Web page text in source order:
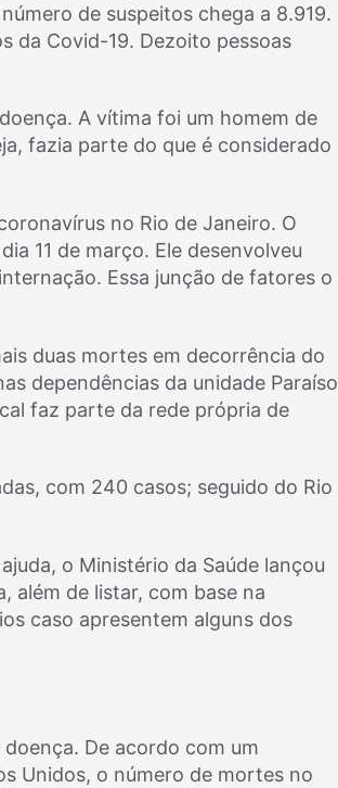
de suspeitos chega a 8.919.
da Covid-19. Dezoito pessoas
A vítima foi um homem de
fazia parte do que é considerado
no Rio de Janeiro. O
11 de março. Ele desenvolveu
Essa junção de fatores o
duas mortes em decorrência do
dependências da unidade Paraíso
faz parte da rede própria de
com 240 casos; seguido do Rio
o Ministério da Saúde lançou
além de listar, com base na
caso apresentem alguns dos
De acordo com um
Unidos, o número de mortes no